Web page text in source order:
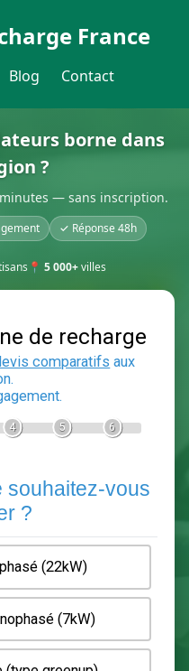
France
Blog Contact
borne dans
?
— sans inscription.
✓ Réponse 48h
📍 5 000+villes
de
3 devis comparatifs
engagement.
6
souhaitez-
?